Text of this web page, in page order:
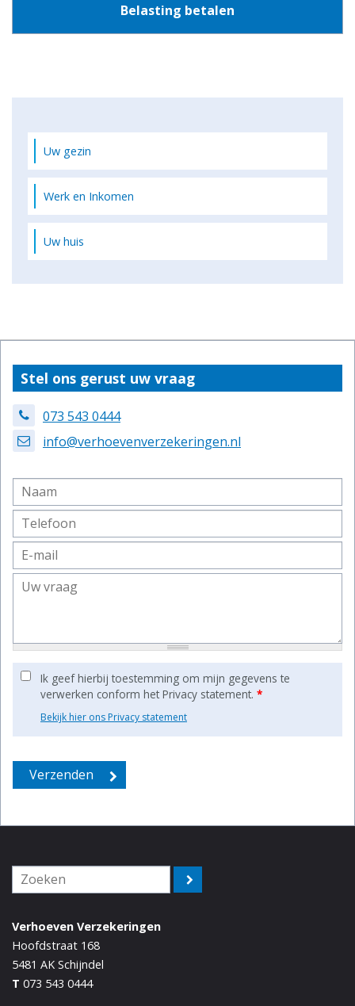
Belasting betalen
Uw gezin
Werk en Inkomen
Uw huis
Stel ons gerust uw vraag
073 543 0444
info@verhoevenverzekeringen.nl
Ik geef hierbij toestemming om mijn gegevens te
verwerken conform het Privacy statement. *
Bekijk hier ons Privacy statement
Verhoeven Verzekeringen
Hoofdstraat 168
5481 AK Schijndel
T 073 543 0444